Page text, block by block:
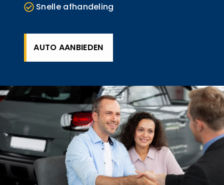
Snelle afhandeling
AUTO AANBIEDEN